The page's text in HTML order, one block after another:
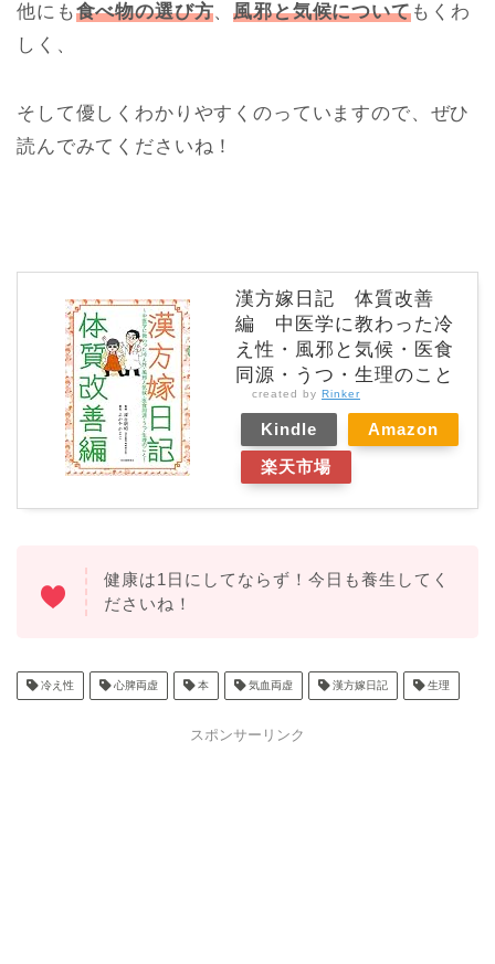
他にも食べ物の選び方、風邪と気候についてもくわ
しく、
そして優しくわかりやすくのっていますので、ぜひ
読んでみてくださいね！
漢方嫁日記 体質改善
編 中医学に教わった冷
え性・風邪と気候・医食
同源・うつ・生理のこと
created by Rinker
Kindle
Amazon
楽天市場
健康は1日にしてならず！今日も養生してく
ださいね！
冷え性 心脾両虚 本 気血両虚 漢方嫁日記 生理
スポンサーリンク